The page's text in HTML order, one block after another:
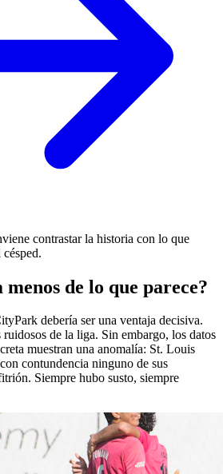
contrastar la historia con lo que
de lo que parece?
debería ser una ventaja decisiva.
ruidosos de la liga. Sin embargo, los datos
muestran una anomalía: St. Louis
contundencia ninguno de sus
Siempre hubo susto, siempre